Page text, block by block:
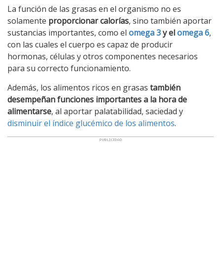
La función de las grasas en el organismo no es
solamente proporcionar calorías, sino también aportar
sustancias importantes, como el omega 3y elomega 6,
con las cuales el cuerpo es capaz de producir
hormonas, células y otros componentes necesarios
para su correcto funcionamiento.
Además, los alimentos ricos en grasas también
desempeñan funciones importantes a la hora de
alimentarse, al aportar palatabilidad, saciedad y
disminuir el índice glucémico de los alimentos.